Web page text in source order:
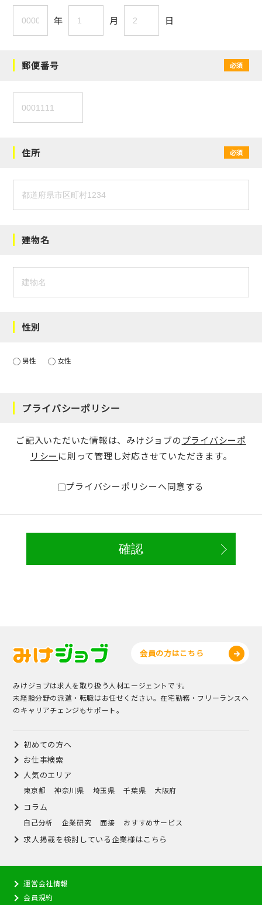
年 月 日
郵便番号 必須
住所 必須
建物名
性別
男性 女性
プライバシーポリシー
ご記入いただいた情報は、みけジョブのプライバシーポ
リシー に則って管理し対応させていただきます。
プライバシーポリシーへ同意する
会員の方はこちら
みけジョブは求人を取り扱う人材エージェントです。
未経験分野の派遣・転職はお任せください。在宅勤務・フリーランスへ
のキャリアチェンジもサポート。
初めての方へ
お仕事検索
人気のエリア
東京都 神奈川県 埼玉県 千葉県 大阪府
コラム
自己分析 企業研究 面接 おすすめサービス
求人掲載を検討している企業様はこちら
運営会社情報
会員規約